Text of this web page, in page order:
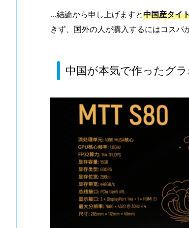
…結論から申し上げますと中国産タイ
きず、国外の人が購入するにはコスパ
中国が本気で作ったグ